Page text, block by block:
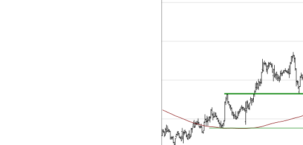
REMY COINTREAU : Le rebond est-il
TELEPERFORMANCE : Faut-il acheter
CAC 40 : Vers un nouveau record ?
Christian Parisot : Les marchés à
Bernard Prats-Desclaux : Penser les
S&P500 : Des records, mais toujours de
NASDAQ : La tendance haussière reste
FERRARI : Un parcours toujours sans